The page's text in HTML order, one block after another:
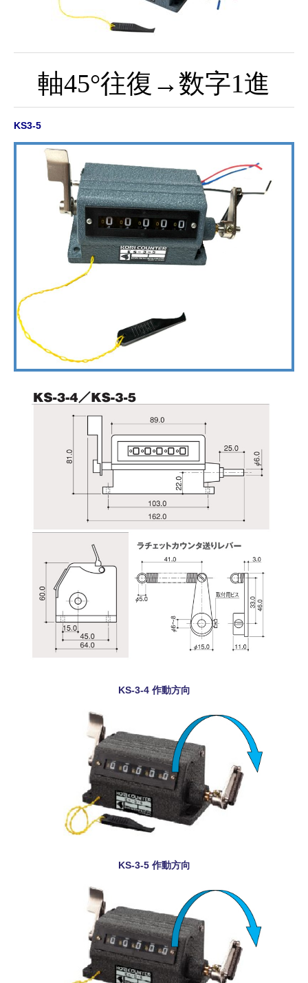
軸45°往復→数字1進
KS3-5
KS-3-4 作動方向
KS-3-5 作動方向